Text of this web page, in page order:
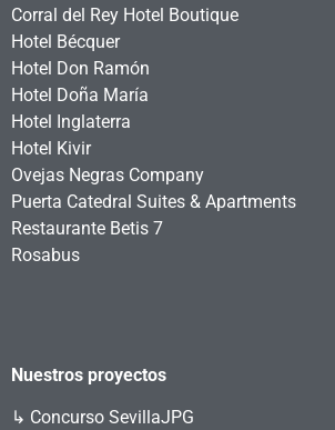
Corral del Rey Hotel Boutique
Hotel Bécquer
Hotel Don Ramón
Hotel Doña María
Hotel Inglaterra
Hotel Kivir
Ovejas Negras Company
Puerta Catedral Suites & Apartments
Restaurante Betis 7
Rosabus
Nuestros proyectos
↳ Concurso SevillaJPG